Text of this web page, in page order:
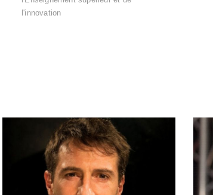
l'innovation